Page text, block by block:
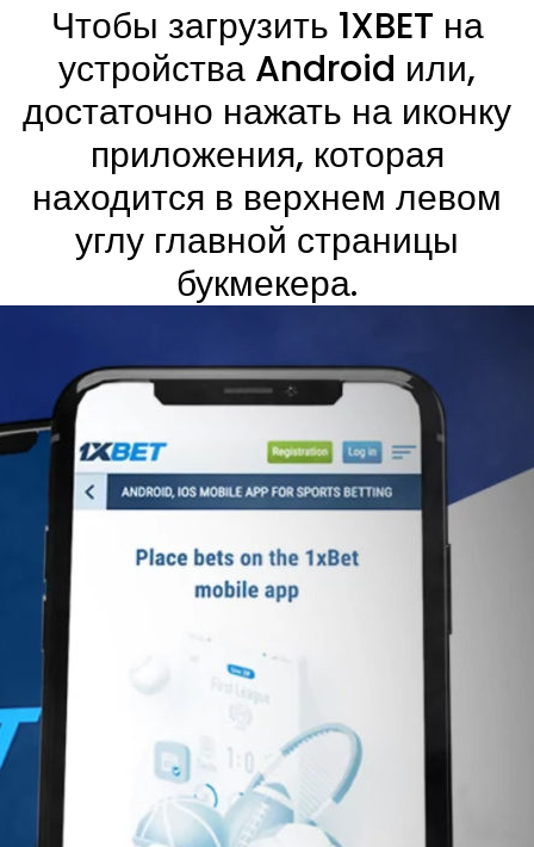
Чтобы загрузить 1XBET на
устройства Android или,
достаточно нажать на иконку
приложения, которая
находится в верхнем левом
углу главной страницы
букмекера.